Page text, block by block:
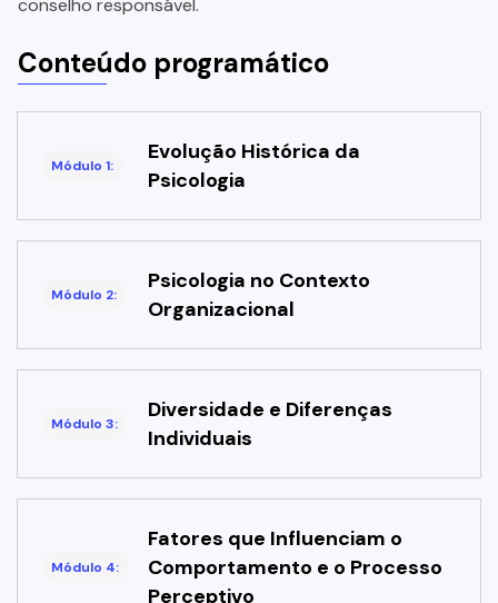
conselho responsável.
Conteúdo programático
Módulo 1:
Evolução Histórica da
Psicologia
Módulo 2:
Psicologia no Contexto
Organizacional
Módulo 3:
Diversidade e Diferenças
Individuais
Módulo 4:
Fatores que Influenciam o
Comportamento e o Processo
Perceptivo